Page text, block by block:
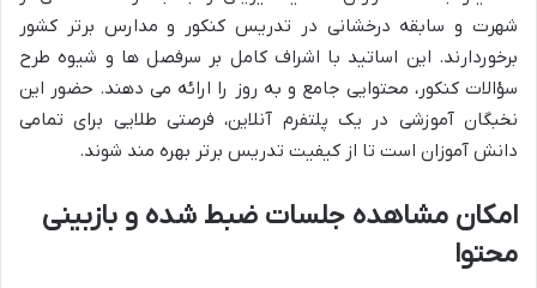
شهرت و سابقه درخشانی در تدریس کنکور و مدارس برتر کشور
برخوردارند. این اساتید با اشراف کامل بر سرفصل ها و شیوه طرح
سؤالات کنکور، محتوایی جامع و به روز را ارائه می دهند. حضور این
نخبگان آموزشی در یک پلتفرم آنلاین، فرصتی طلایی برای تمامی
دانش آموزان است تا از کیفیت تدریس برتر بهره مند شوند.
امکان مشاهده جلسات ضبط شده و بازبینی
محتوا